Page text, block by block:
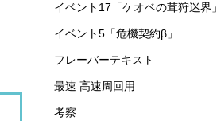
イベント17「ケオベの茸狩迷界」
イベント5「危機契約β」
フレーバーテキスト
最速 高速周回用
考察